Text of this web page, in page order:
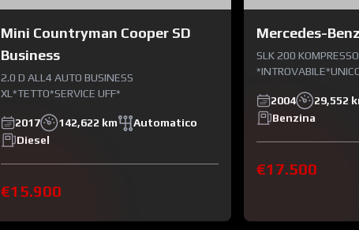
Mini Countryman Cooper SD
Business
2.0 D ALL4 AUTO BUSINESS
XL*TETTO*SERVICE UFF*
2017 142,622 km
Automatico
Diesel
€15.900
Mercedes-
SLK 200
2004 29,552
Benzina
€17.500